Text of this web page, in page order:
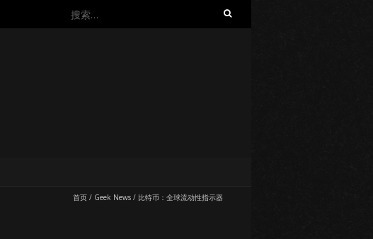
搜
首页 / Geek News / 比特币：全球流动性指示器